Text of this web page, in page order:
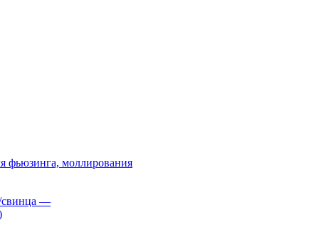
фьюзинга, моллирования
—